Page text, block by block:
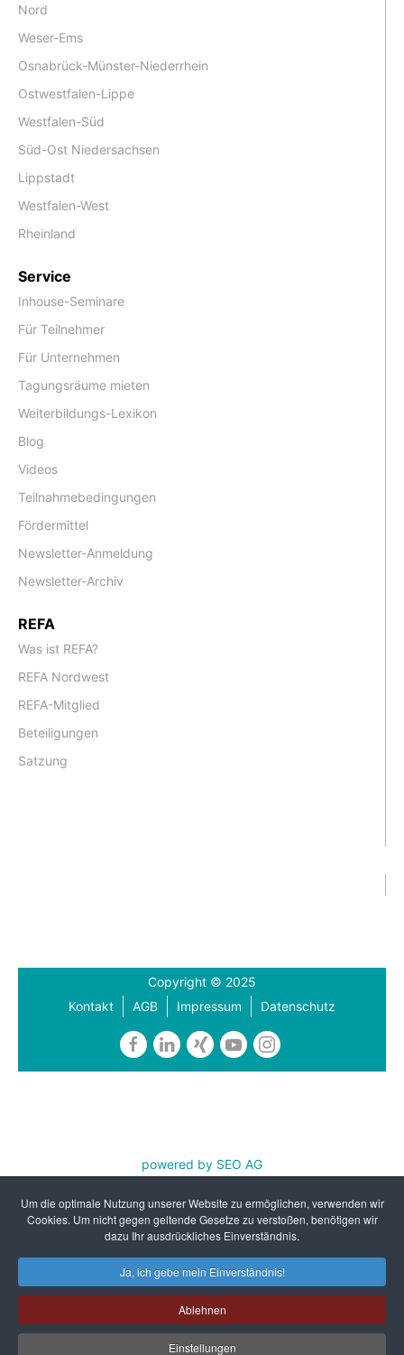
Um die optimale Nutzung unserer Website zu ermöglichen, verwenden wir
Cookies. Um nicht gegen geltende Gesetze zu verstoßen, benötigen wir
dazu Ihr ausdrückliches Einverständnis.
Ja, ich gebe mein Einverständnis!
Ablehnen
Einstellungen
Nord
Weser-Ems
Osnabrück-Münster-Niederrhein
Ostwestfalen-Lippe
Westfalen-Süd
Süd-Ost Niedersachsen
Lippstadt
Westfalen-West
Rheinland
Service
Inhouse-Seminare
Für Teilnehmer
Für Unternehmen
Tagungsräume mieten
Weiterbildungs-Lexikon
Blog
Videos
Teilnahmebedingungen
Fördermittel
Newsletter-Anmeldung
Newsletter-Archiv
REFA
Was ist REFA?
REFA Nordwest
REFA-Mitglied
Beteiligungen
Satzung
Copyright © 2025
Kontakt
AGB Impressum Datenschutz
powered by SEO AG
9001:2015 und AZAV